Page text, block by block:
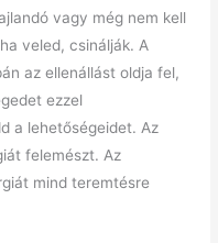
vagy még nem kell
veled, csinálják. A
az ellenállást oldja fel,
ezzel
a lehetőségeidet. Az
felemészt. Az
mind teremtésre